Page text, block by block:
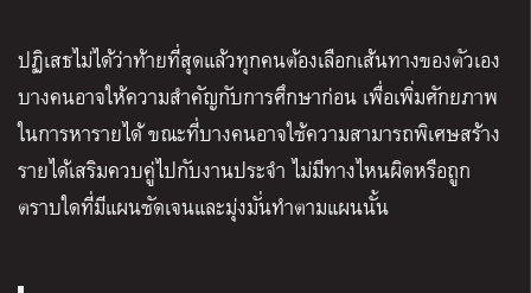
ปฏิเสธไม่ได้ว่าท้ายที่สุดแล้วทุกคนต้องเลือกเส้นทางของตัวเอง
บางคนอาจให้ความสำคัญกับการศึกษาก่อน เพื่อเพิ่มศักยภาพ
ในการหารายได้ ขณะที่บางคนอาจใช้ความสามารถพิเศษสร้าง
รายได้เสริมควบคู่ไปกับงานประจำ ไม่มีทางไหนผิดหรือถูก
ตราบใดที่มีแผนชัดเจนและมุ่งมั่นทำตามแผนนั้น